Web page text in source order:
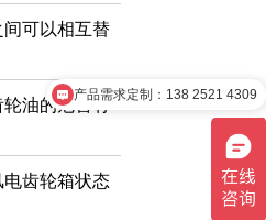
可以相互替
油的危害有
齿轮箱状态
产品需求定制：138 2521 4309
国内专做润滑油监测装置的企业！